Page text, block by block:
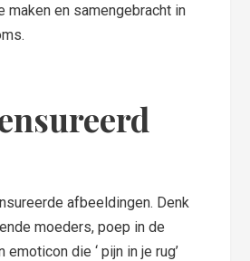
maken en samengebracht in
afbeeldingen. Denk
moeders, poep in de
emoticon die ‘ pijn in je rug’